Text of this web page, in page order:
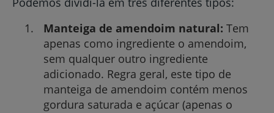
Manteiga de amendoim natural: Tem
apenas como ingrediente o amendoim,
sem qualquer outro ingrediente
adicionado. Regra geral, este tipo de
manteiga de amendoim contém menos
gordura saturada e açúcar (apenas o